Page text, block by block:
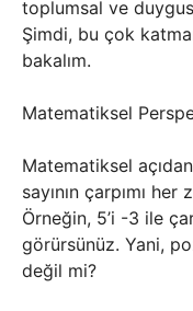
toplumsal ve
Şimdi, bu çok
bakalım.
Matematiksel
Matematiksel
sayının çarpımı
Örneğin, 5’i -3 ile
görürsünüz. Yani,
değil mi?